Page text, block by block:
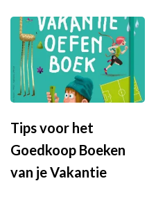
Tips voor het
Goedkoop Boeken
van je Vakantie